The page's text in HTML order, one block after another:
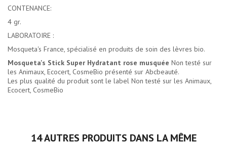
CONTENANCE:
4 gr.
LABORATOIRE :
Mosqueta's France, spécialisé en produits de soin des lèvres bio.
Mosqueta's Stick Super Hydratant rose musquée Non testé sur
les Animaux, Ecocert, CosmeBio présenté sur Abcbeauté.
Les plus qualité du produit sont le label Non testé sur les Animaux,
Ecocert, CosmeBio
14 AUTRES PRODUITS DANS LA MÊME